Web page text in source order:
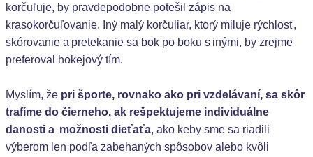
korčuľuje, by pravdepodobne potešil zápis na
krasokorčuľovanie. Iný malý korčuliar, ktorý miluje rýchlosť,
skórovanie a pretekanie sa bok po boku s inými, by zrejme
preferoval hokejový tím.
Myslím, že pri športe, rovnako ako pri vzdelávaní, sa skôr
trafíme do čierneho, ak rešpektujeme individuálne
danosti a možnosti dieťaťa, ako keby sme sa riadili
výberom len podľa zabehaných spôsobov alebo kvôli